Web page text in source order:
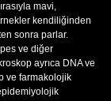
mavi,
kendiliğinden
sonra parlar.
ve diğer
ayrıca DNA ve
ve farmakolojik